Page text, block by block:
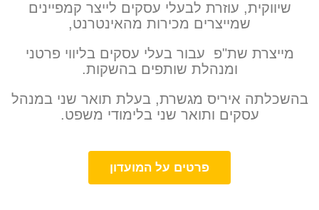
שיווקית, עוזרת לבעלי עסקים לייצר קמפיינים
שמייצרים מכירות מהאינטרנט,
מייצרת שת"פ
עבור בעלי עסקים בליווי פרטני
ומנהלת שותפים בהשקות.
בהשכלתה איריס מגשרת, בעלת תואר שני במנהל
עסקים ותואר שני בלימודי משפט.
פרטים על המועדון